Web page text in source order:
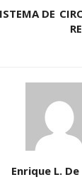
DE
Enrique L. De